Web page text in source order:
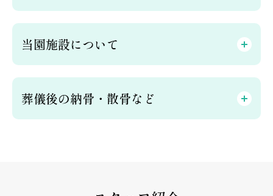
当園施設について
葬儀後の納骨・散骨など